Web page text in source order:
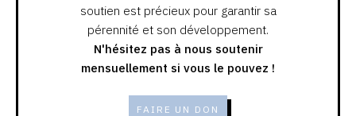
soutien est précieux pour garantir sa
pérennité et son développement.
N'hésitez pas à nous soutenir
mensuellement si vous le pouvez !
FAIRE UN DON